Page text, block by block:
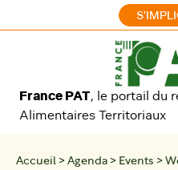
France PAT, le portail du
Alimentaires Territoriaux
Accueil > Agenda > Events >